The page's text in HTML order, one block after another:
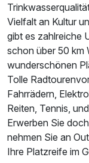
Vielfalt an Kultur
gibt es zahlreiche
schon über 50 km
wunderschönen
Tolle
Fahrrädern,
Reiten, Tennis,
Erwerben Sie
nehmen Sie an
Ihre Platzreife im